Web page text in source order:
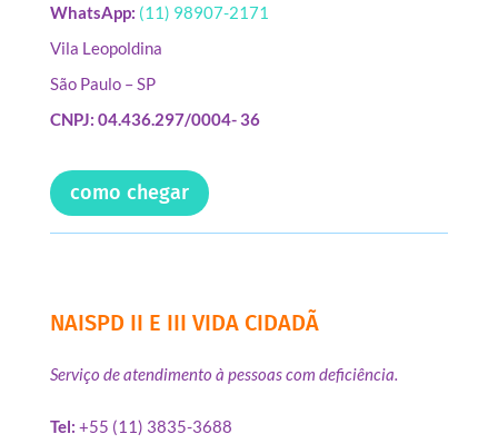
WhatsApp: (11) 98907-2171
Vila Leopoldina
São Paulo – SP
CNPJ: 04.436.297/0004- 36
como chegar
NAISPD II E III VIDA CIDADÃ
Serviço de atendimento à pessoas com deficiência.
Tel: +55 (11) 3835-3688